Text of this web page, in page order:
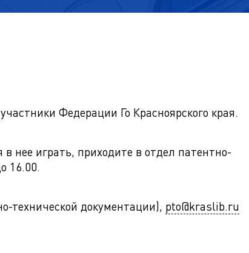
Федерации Го Красноярского края.
нее играть, приходите в отдел патентно-
16.00.
технической документации), pto@kraslib.ru